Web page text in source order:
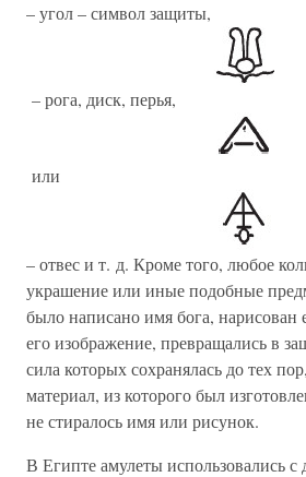
– угол – символ защиты,
– рога, диск, перья,
или
– отвес и т. д. Кроме того, любое
украшение или иные подобные
было написано имя бога, нарисован
его изображение, превращались в
сила которых сохранялась до тех
материал, из которого был
не стиралось имя или рисунок.
В Египте амулеты использовались